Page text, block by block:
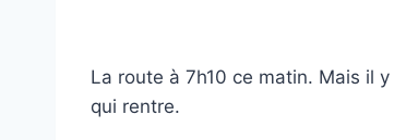
La route à 7h10 ce matin. Mais il
qui rentre.